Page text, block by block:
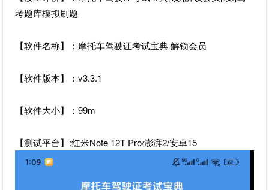
考题库模拟刷题
【软件名称】：摩托车驾驶证考试宝典 解锁会员
【软件版本】：v3.3.1
【软件大小】：99m
【测试平台】:红米Note 12T Pro/澎湃2/安卓15